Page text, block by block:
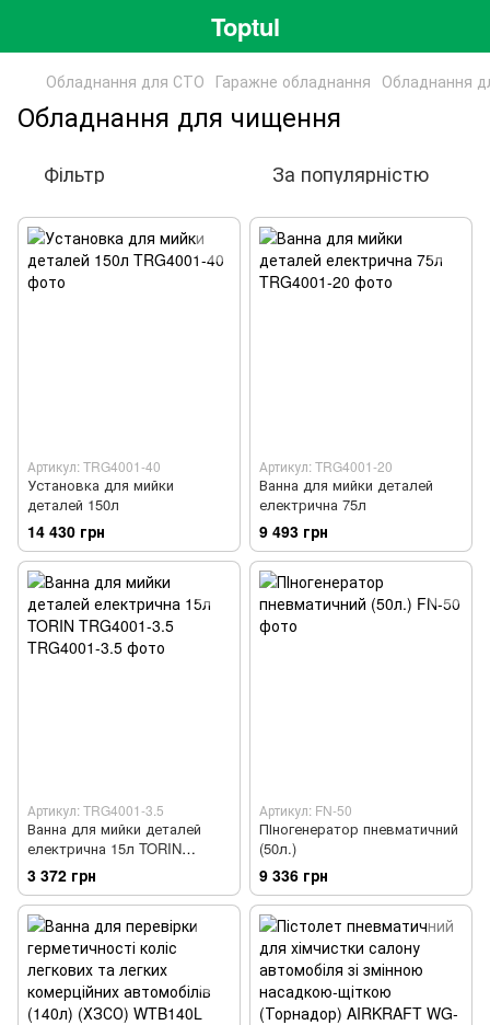
Toptul
Обладнання для СТО Гаражне обладнання Обладнання
Обладнання для чищення
Фільтр За популярністю
Артикул: TRG4001-40
Установка для мийки
деталей 150л
14 430 грн
Артикул: TRG4001-20
Ванна для мийки деталей
електрична 75л
9 493 грн
Артикул: TRG4001-3.5
Ванна для мийки деталей
електрична 15л TORIN
TRG4001-3.5
3 372 грн
Артикул: FN-50
ПІногенератор пневматичний
(50л.)
9 336 грн